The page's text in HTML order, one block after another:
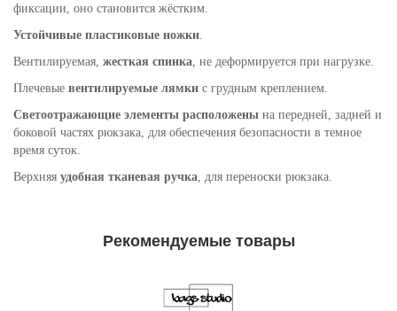
фиксации, оно становится жёстким.
Устойчивые пластиковые ножки.
Вентилируемая, жесткая спинка, не деформируется при нагрузке.
Плечевые вентилируемые лямки с грудным креплением.
Светоотражающие элементы расположены на передней, задней и
боковой частях рюкзака, для обеспечения безопасности в темное
время суток.
Верхняя удобная тканевая ручка, для переноски рюкзака.
Рекомендуемые товары